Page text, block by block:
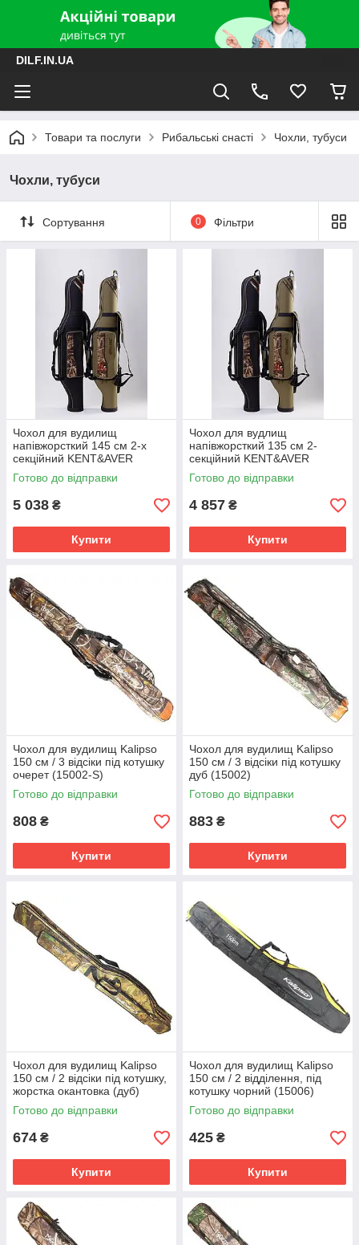
DILF.IN.UA
Товари та послуги Рибальські снасті Чохли, тубуси
Чохли, тубуси
Сортування 0 Фільтри
Чохол для вудилищ
напівжорсткий 145 см 2-х
секційний KENT&AVER
ЗЕЛЕНИЙ
Готово до відправки
5 038 ₴
Купити
Чохол для вудлищ
напівжорсткий 135 см 2-
секційний KENT&AVER
Готово до відправки
4 857 ₴
Купити
Чохол для вудилищ Kalipso
150 см / 3 відсіки під котушку
очерет (15002-S)
Готово до відправки
808 ₴
Купити
Чохол для вудилищ Kalipso
150 см / 3 відсіки під котушку
дуб (15002)
Готово до відправки
883 ₴
Купити
Чохол для вудилищ Kalipso
150 см / 2 відсіки під котушку,
жорстка окантовка (дуб)
Готово до відправки
674 ₴
Купити
Чохол для вудилищ Kalipso
150 см / 2 відділення, під
котушку чорний (15006)
Готово до відправки
425 ₴
Купити